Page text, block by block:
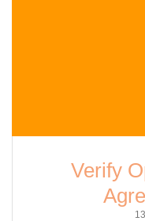
Verify